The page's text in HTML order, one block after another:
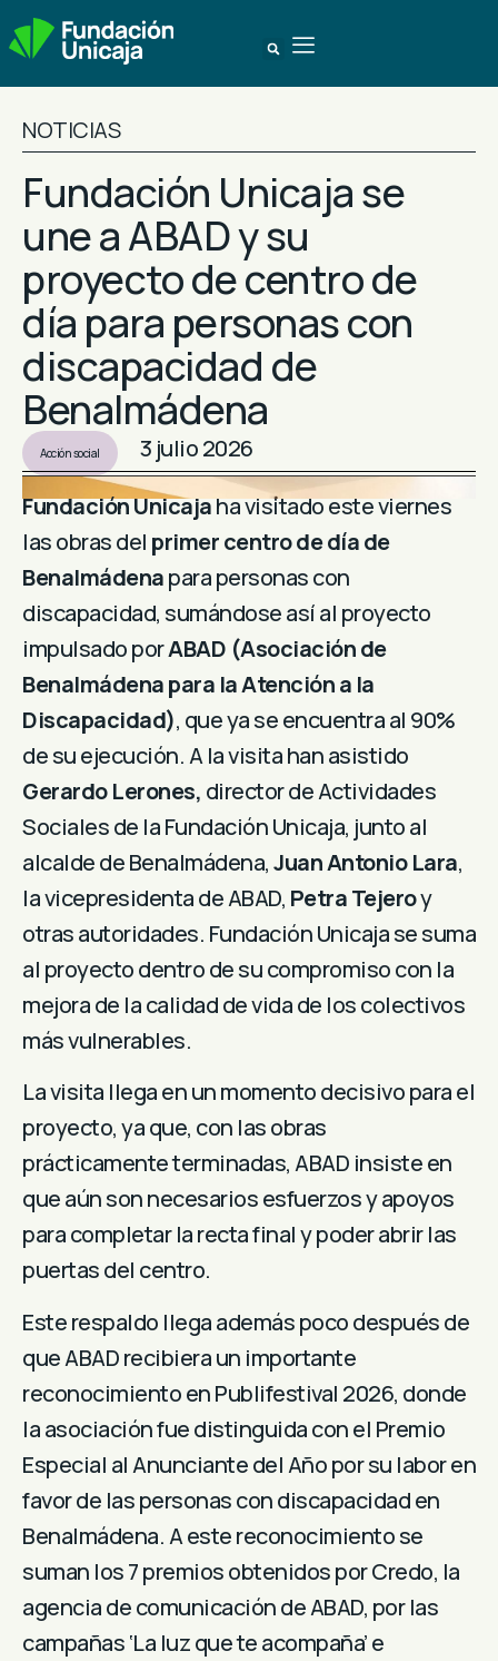
NOTICIAS
Fundación Unicaja se
une a ABAD y su
proyecto de centro de
día para personas con
discapacidad de
Benalmádena
Acción social
3 julio 2026
Fundación Unicajaha visitado este viernes
las obras del primer centro de día de
Benalmádenapara personas con
discapacidad, sumándose así al proyecto
impulsado porABAD (Asociación de
Benalmádena para la Atención a la
Discapacidad), que ya se encuentra al 90%
de su ejecución. A la visita han asistido
Gerardo Lerones, director de Actividades
Sociales de la Fundación Unicaja, junto al
alcalde de Benalmádena,Juan Antonio Lara,
la vicepresidenta de ABAD, Petra Tejeroy
otras autoridades. Fundación Unicaja se suma
al proyecto dentro de su compromiso con la
mejora de la calidad de vida de los colectivos
más vulnerables.
La visita llega en un momento decisivo para el
proyecto, ya que, con las obras
prácticamente terminadas, ABAD insiste en
que aún son necesarios esfuerzos y apoyos
para completar la recta final y poder abrir las
puertas del centro.
Este respaldo llega además poco después de
que ABAD recibiera un importante
reconocimiento en Publifestival 2026, donde
la asociación fue distinguida con el Premio
Especial al Anunciante del Año por su labor en
favor de las personas con discapacidad en
Benalmádena. A este reconocimiento se
suman los 7 premios obtenidos por Credo, la
agencia de comunicación de ABAD, por las
campañas ‘La luz que te acompaña’ e